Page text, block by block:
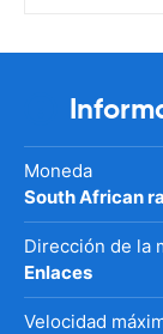
Moneda
South African
Dirección de la
Enlaces
Velocidad